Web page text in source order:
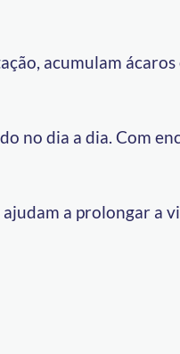
acumulam
no dia a dia. Com
a prolongar a